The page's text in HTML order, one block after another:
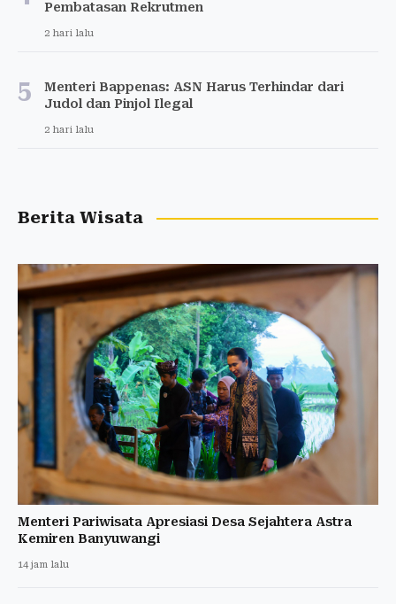
Pembatasan Rekrutmen
2 hari lalu
5
Menteri Bappenas: ASN Harus Terhindar dari
Judol dan Pinjol Ilegal
2 hari lalu
Berita Wisata
Menteri Pariwisata Apresiasi Desa Sejahtera Astra
Kemiren Banyuwangi
14 jam lalu